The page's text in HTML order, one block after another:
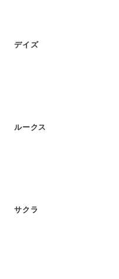
デイズ
ルークス
サクラ